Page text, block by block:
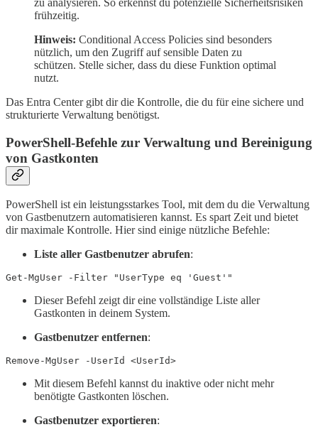
zu analysieren. So erkennst du potenzielle Sicherheitsrisiken
frühzeitig.
Hinweis: Conditional Access Policies sind besonders
nützlich, um den Zugriff auf sensible Daten zu
schützen. Stelle sicher, dass du diese Funktion optimal
nutzt.
Das Entra Center gibt dir die Kontrolle, die du für eine sichere und
strukturierte Verwaltung benötigst.
PowerShell-Befehle zur Verwaltung und Bereinigung
von Gastkonten
PowerShell ist ein leistungsstarkes Tool, mit dem du die Verwaltung
von Gastbenutzern automatisieren kannst. Es spart Zeit und bietet
dir maximale Kontrolle. Hier sind einige nützliche Befehle:
Liste aller Gastbenutzer abrufen:
Dieser Befehl zeigt dir eine vollständige Liste aller
Gastkonten in deinem System.
Gastbenutzer entfernen:
Mit diesem Befehl kannst du inaktive oder nicht mehr
benötigte Gastkonten löschen.
Gastbenutzer exportieren: